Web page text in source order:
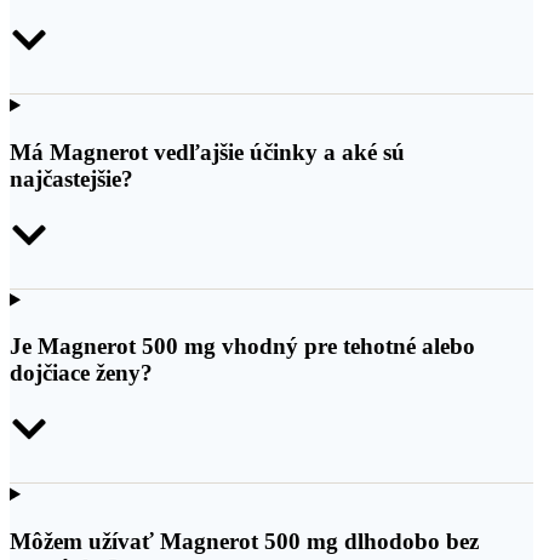
Má Magnerot vedľajšie účinky a aké sú
najčastejšie?
Je Magnerot 500 mg vhodný pre tehotné alebo
dojčiace ženy?
Môžem užívať Magnerot 500 mg dlhodobo bez